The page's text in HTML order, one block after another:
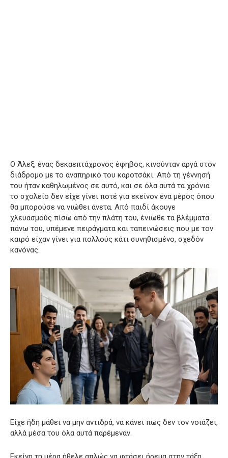
Ο Άλεξ, ένας δεκαεπτάχρονος έφηβος, κινούνταν αργά στον
διάδρομο με το αναπηρικό του καροτσάκι. Από τη γέννησή
του ήταν καθηλωμένος σε αυτό, και σε όλα αυτά τα χρόνια
το σχολείο δεν είχε γίνει ποτέ για εκείνον ένα μέρος όπου
θα μπορούσε να νιώθει άνετα. Από παιδί άκουγε
χλευασμούς πίσω από την πλάτη του, ένιωθε τα βλέμματα
πάνω του, υπέμενε πειράγματα και ταπεινώσεις που με τον
καιρό είχαν γίνει για πολλούς κάτι συνηθισμένο, σχεδόν
κανόνας.
Είχε ήδη μάθει να μην αντιδρά, να κάνει πως δεν τον νοιάζει,
αλλά μέσα του όλα αυτά παρέμεναν.